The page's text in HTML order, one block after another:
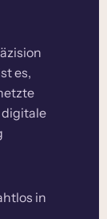
es,
digitale
in